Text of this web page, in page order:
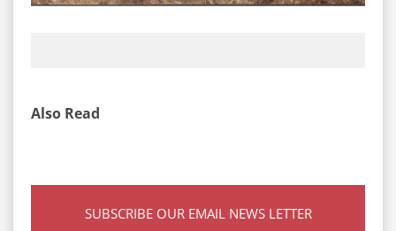
Also Read
SUBSCRIBE OUR EMAIL NEWS LETTER